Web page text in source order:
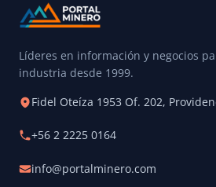
Líderes en información y negocios
industria desde 1999.
Fidel Oteíza 1953 Of. 202,
+56 2 2225 0164
info@portalminero.com